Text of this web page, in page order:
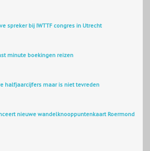
spreker bij IWTTF congres in Utrecht
minute boekingen reizen
halfjaarcijfers maar is niet tevreden
nieuwe wandelknooppuntenkaart Roermond